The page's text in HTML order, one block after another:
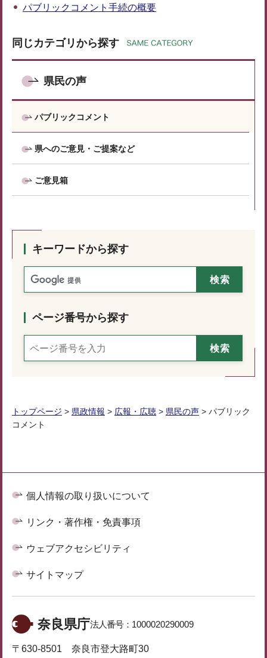
パブリックコメント手続の概要
同じカテゴリから探す
県民の声
パブリックコメント
県へのご意見・ご提案など
ご意見箱
キーワードから探す
ページ番号から探す
トップページ > 県政情報 > 広報・広聴 > 県民の声 > パブリック
コメント
個人情報の取り扱いについて
リンク・著作権・免責事項
ウェブアクセシビリティ
サイトマップ
奈良県庁法人番号： 1000020290009
〒630-8501 奈良市登大路町30